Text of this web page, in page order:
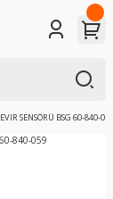
SENSÖRÜ BSG 60-840-